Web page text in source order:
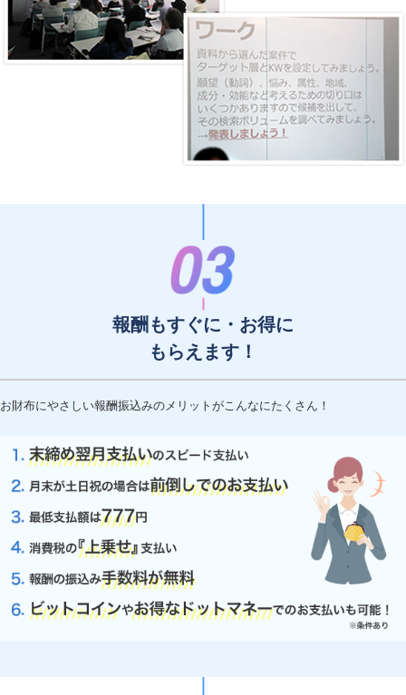
報酬もすぐに・お得に
もらえます！
お財布にやさしい報酬振込みのメリットがこんなにたくさん！